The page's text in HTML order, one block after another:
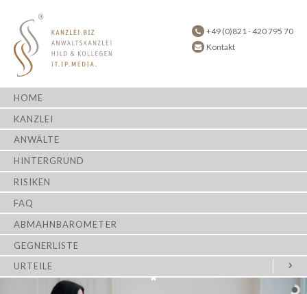
+49 (0)821 - 420 795 70
Kontakt
HOME
KANZLEI
ANWÄLTE
HINTERGRUND
RISIKEN
FAQ
ABMAHNBAROMETER
GEGNERLISTE
URTEILE